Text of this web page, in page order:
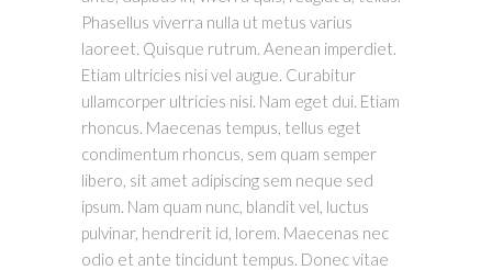
Phasellus viverra nulla ut metus varius
laoreet. Quisque rutrum. Aenean imperdiet.
Etiam ultricies nisi vel augue. Curabitur
ullamcorper ultricies nisi. Nam eget dui. Etiam
rhoncus. Maecenas tempus, tellus eget
condimentum rhoncus, sem quam semper
libero, sit amet adipiscing sem neque sed
ipsum. Nam quam nunc, blandit vel, luctus
pulvinar, hendrerit id, lorem. Maecenas nec
odio et ante tincidunt tempus. Donec vitae